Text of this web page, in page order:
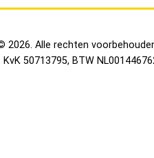
2026. Alle rechten
KvK 50713795, BTW